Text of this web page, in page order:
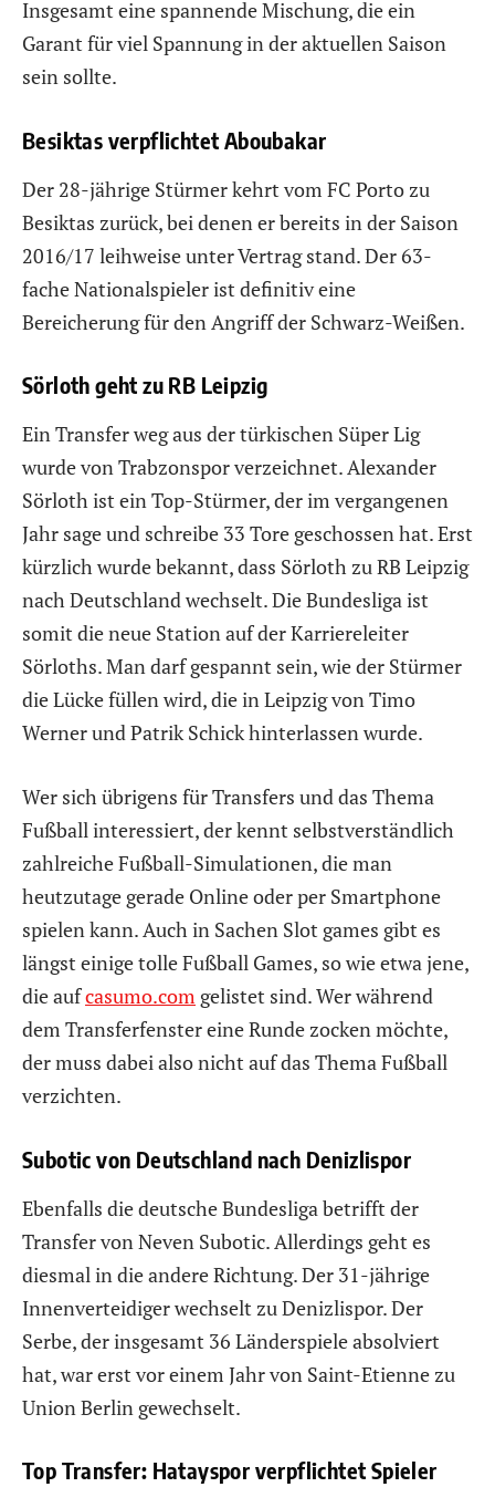
Insgesamt eine spannende Mischung, die ein
Garant für viel Spannung in der aktuellen Saison
sein sollte.
Besiktas verpflichtet Aboubakar
Der 28-jährige Stürmer kehrt vom FC Porto zu
Besiktas zurück, bei denen er bereits in der Saison
2016/17 leihweise unter Vertrag stand. Der 63-
fache Nationalspieler ist definitiv eine
Bereicherung für den Angriff der Schwarz-Weißen.
Sörloth geht zu RB Leipzig
Ein Transfer weg aus der türkischen Süper Lig
wurde von Trabzonspor verzeichnet. Alexander
Sörloth ist ein Top-Stürmer, der im vergangenen
Jahr sage und schreibe 33 Tore geschossen hat. Erst
kürzlich wurde bekannt, dass Sörloth zu RB Leipzig
nach Deutschland wechselt. Die Bundesliga ist
somit die neue Station auf der Karriereleiter
Sörloths. Man darf gespannt sein, wie der Stürmer
die Lücke füllen wird, die in Leipzig von Timo
Werner und Patrik Schick hinterlassen wurde.
Wer sich übrigens für Transfers und das Thema
Fußball interessiert, der kennt selbstverständlich
zahlreiche Fußball-Simulationen, die man
heutzutage gerade Online oder per Smartphone
spielen kann. Auch in Sachen Slot games gibt es
längst einige tolle Fußball Games, so wie etwa jene,
die aufcasumo.com gelistet sind. Wer während
dem Transferfenster eine Runde zocken möchte,
der muss dabei also nicht auf das Thema Fußball
verzichten.
Subotic von Deutschland nach Denizlispor
Ebenfalls die deutsche Bundesliga betrifft der
Transfer von Neven Subotic. Allerdings geht es
diesmal in die andere Richtung. Der 31-jährige
Innenverteidiger wechselt zu Denizlispor. Der
Serbe, der insgesamt 36 Länderspiele absolviert
hat, war erst vor einem Jahr von Saint-Etienne zu
Union Berlin gewechselt.
Top Transfer: Hatayspor verpflichtet Spieler